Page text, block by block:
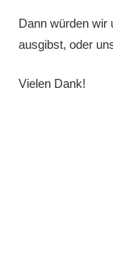
Dann würden wir
ausgibst, oder
Vielen Dank!